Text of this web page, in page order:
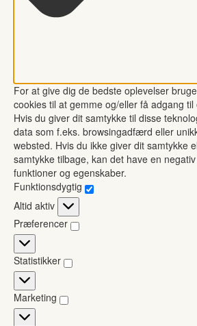
For at give dig de bedste oplevelser
cookies til at gemme og/eller få adgang til
Hvis du giver dit samtykke til disse
data som f.eks. browsingadfærd eller
websted. Hvis du ikke giver dit samtykke
samtykke tilbage, kan det have en
funktioner og egenskaber.
Funktionsdygtig
Funktionsdygtig
Altid aktiv
Præferencer
Præferencer
Statistikker
Statistikker
Marketing
Marketing